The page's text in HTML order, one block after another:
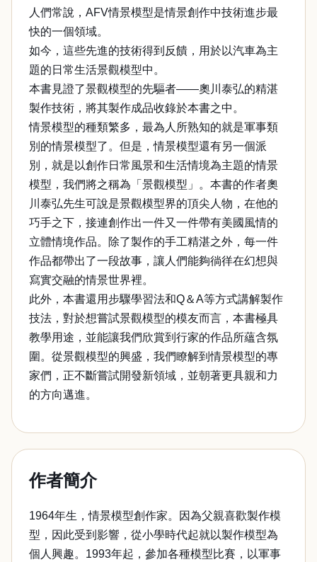
人們常說，AFV情景模型是情景創作中技術進步最
快的一個領域。
如今，這些先進的技術得到反饋，用於以汽車為主
題的日常生活景觀模型中。
本書見證了景觀模型的先驅者——奧川泰弘的精湛
製作技術，將其製作成品收錄於本書之中。
情景模型的種類繁多，最為人所熟知的就是軍事類
別的情景模型了。但是，情景模型還有另一個派
別，就是以創作日常風景和生活情境為主題的情景
模型，我們將之稱為「景觀模型」。本書的作者奧
川泰弘先生可說是景觀模型界的頂尖人物，在他的
巧手之下，接連創作出一件又一件帶有美國風情的
立體情境作品。除了製作的手工精湛之外，每一件
作品都帶出了一段故事，讓人們能夠徜徉在幻想與
寫實交融的情景世界裡。
此外，本書還用步驟學習法和Q＆A等方式講解製作
技法，對於想嘗試景觀模型的模友而言，本書極具
教學用途，並能讓我們欣賞到行家的作品所蘊含氛
圍。從景觀模型的興盛，我們瞭解到情景模型的專
家們，正不斷嘗試開發新領域，並朝著更具親和力
的方向邁進。
作者簡介
1964年生，情景模型創作家。因為父親喜歡製作模
型，因此受到影響，從小學時代起就以製作模型為
個人興趣。1993年起，參加各種模型比賽，以軍事